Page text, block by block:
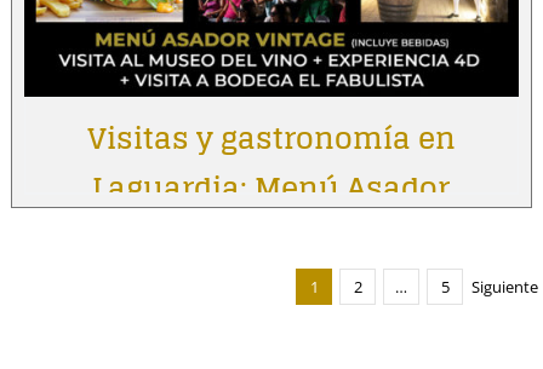
Visitas y gastronomía en
Laguardia: Menú Asador
1 2 … 5 Siguiente